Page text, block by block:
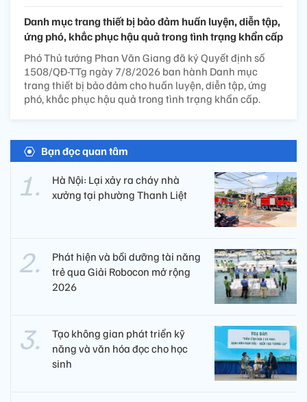
Danh mục trang thiết bị bảo đảm huấn luyện, diễn tập,
ứng phó, khắc phục hậu quả trong tình trạng khẩn cấp
Phó Thủ tướng Phan Văn Giang đã ký Quyết định số
1508/QĐ-TTg ngày 7/8/2026 ban hành Danh mục
trang thiết bị bảo đảm cho huấn luyện, diễn tập, ứng
phó, khắc phục hậu quả trong tình trạng khẩn cấp.
Bạn đọc quan tâm
Hà Nội: Lại xảy ra cháy nhà
xưởng tại phường Thanh Liệt
Phát hiện và bồi dưỡng tài năng
trẻ qua Giải Robocon mở rộng
2026
Tạo không gian phát triển kỹ
năng và văn hóa đọc cho học
sinh